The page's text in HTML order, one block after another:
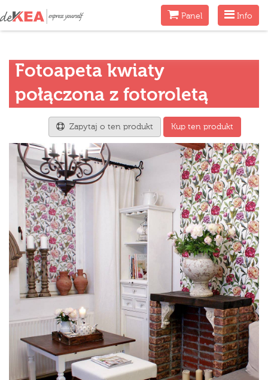
Menu
Info
MenuPanel
Fotoapeta kwiaty
połączona z fotoroletą
Zapytaj o ten produkt Kup ten produkt